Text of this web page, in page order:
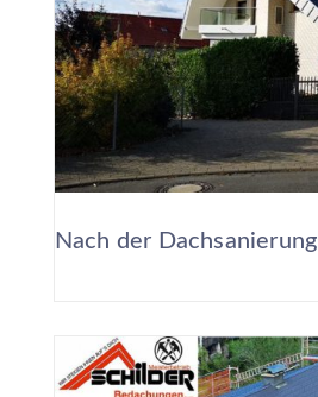
Nach der Dachsanierung